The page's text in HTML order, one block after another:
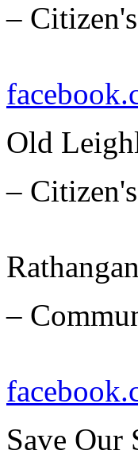
–
Old
–
–
Save Our